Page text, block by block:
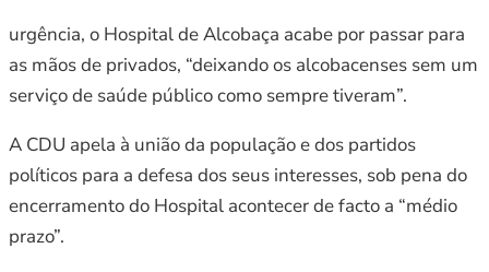
urgência, o Hospital de Alcobaça acabe por passar para
as mãos de privados, “deixando os alcobacenses sem um
serviço de saúde público como sempre tiveram”.
A CDU apela à união da população e dos partidos
políticos para a defesa dos seus interesses, sob pena do
encerramento do Hospital acontecer de facto a “médio
prazo”.